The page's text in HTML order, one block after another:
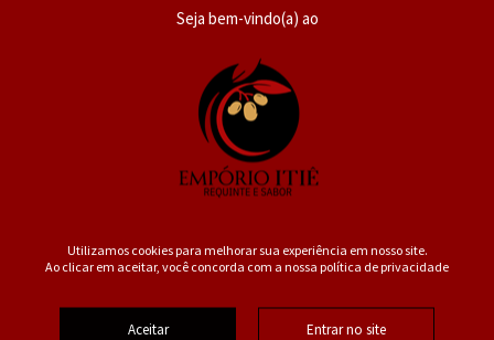
Seja bem-vindo(a) ao
Utilizamos cookies para melhorar sua experiência em nosso site.
Ao clicar em aceitar, você concorda com a nossa política de privacidade
Aceitar Entrar no site
Vinho Chileno U Undurraga
Vinho Argentino Sauvignon
Blanc Finca Flichman Roble
SKU: 96034-B-SC-159
De R$53,70
R$34,90
OFF OFF